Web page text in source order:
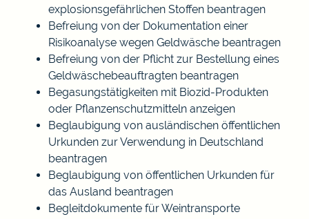
explosionsgefährlichen Stoffen beantragen
Befreiung von der Dokumentation einer
Risikoanalyse wegen Geldwäsche beantragen
Befreiung von der Pflicht zur Bestellung eines
Geldwäschebeauftragten beantragen
Begasungstätigkeiten mit Biozid-Produkten
oder Pflanzenschutzmitteln anzeigen
Beglaubigung von ausländischen öffentlichen
Urkunden zur Verwendung in Deutschland
beantragen
Beglaubigung von öffentlichen Urkunden für
das Ausland beantragen
Begleitdokumente für Weintransporte